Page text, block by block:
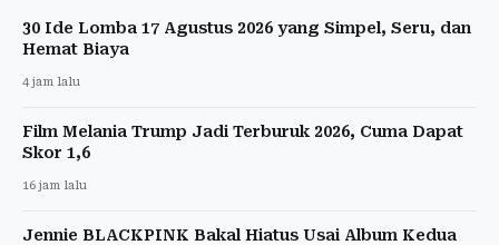
30 Ide Lomba 17 Agustus 2026 yang Simpel, Seru, dan
Hemat Biaya
4 jam lalu
Film Melania Trump Jadi Terburuk 2026, Cuma Dapat
Skor 1,6
16 jam lalu
Jennie BLACKPINK Bakal Hiatus Usai Album Kedua